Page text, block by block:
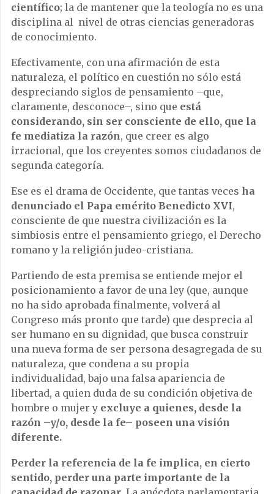
científico; la de mantener que la teología no es una
disciplina al nivel de otras ciencias generadoras
de conocimiento.
Efectivamente, con una afirmación de esta
naturaleza, el político en cuestión no sólo está
despreciando siglos de pensamiento –que,
claramente, desconoce–, sino que está
considerando, sin ser consciente de ello, que la
fe mediatiza la razón, que creer es algo
irracional, que los creyentes somos ciudadanos de
segunda categoría.
Ese es el drama de Occidente, que tantas veces ha
denunciado el Papa emérito Benedicto XVI,
consciente de que nuestra civilización es la
simbiosis entre el pensamiento griego, el Derecho
romano y la religión judeo-cristiana.
Partiendo de esta premisa se entiende mejor el
posicionamiento a favor de una ley (que, aunque
no ha sido aprobada finalmente, volverá al
Congreso más pronto que tarde) que desprecia al
ser humano en su dignidad, que busca construir
una nueva forma de ser persona desagregada de su
naturaleza, que condena a su propia
individualidad, bajo una falsa apariencia de
libertad, a quien duda de su condición objetiva de
hombre o mujer y excluye a quienes, desde la
razón –y/o, desde la fe– poseen una visión
diferente.
Perder la referencia de la fe implica, en cierto
sentido, perder una parte importante de la